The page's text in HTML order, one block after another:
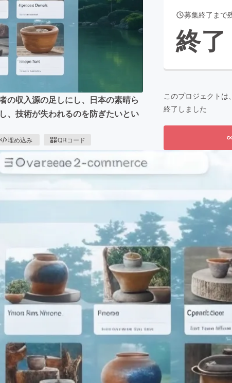
CAMPFIRE for Social GoodCAMPFIRE Creation
CAMPFIREふるさと納税
の収入源の足しにし、日本の素晴ら
、技術が失われるのを防ぎたいとい
埋め込み QRコード
募集終了まで
終了
このプロジェクトは、
終了しました